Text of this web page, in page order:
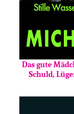
Das gute
Schuld,